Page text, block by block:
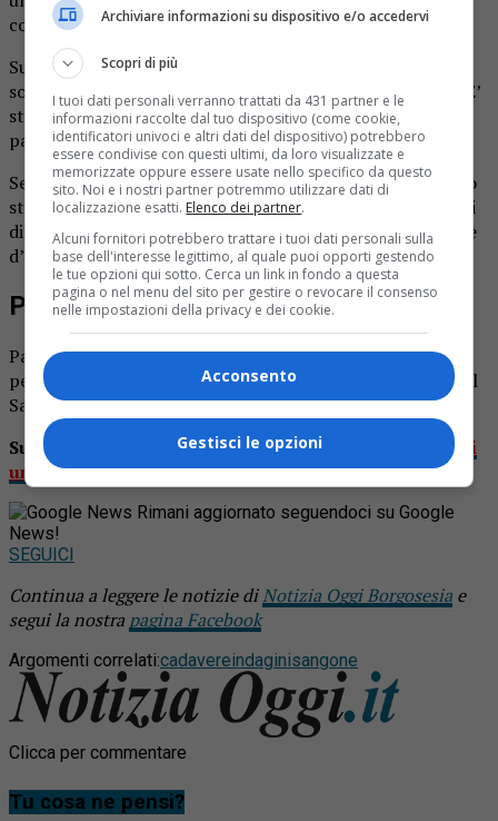
corso Roma.
Sul posto sono arrivati i vigili urbani, i carabinieri, i
sommozzatori dei vigili del fuoco e gli operatori sanitari. E’
stato constatato che il decssso della donna risaliva a
parecchio tempo prima, almeno due giorni.
Secondo quanto emerso il cadavere era infatti in avanzato
stato di decomposizione. Ora è stato consegnato ai medici
di Ciriè per le indagini del caso. Potrebbe (il condizionale è
d’obbligo) trattarsi di una senzatetto.
Partite le indagini
Partite le indagini sia per dare un’identità al cadavere, sia
per capire come sia morta e come sia finita nelle acque del
Sangone.
Su Prima Torino leggi“Ritrovato il corpo senza vita di
una donna nel torrente Sangone a Moncalieri”
Rimani aggiornato seguendoci su Google
News!
SEGUICI
Continua a leggere le notizie diNotizia Oggi Borgosesia e
segui la nostra pagina Facebook
Argomenti correlati:cadavereindaginisangone
Clicca per commentare
Tu cosa ne pensi?
Archiviare informazioni su dispositivo e/o accedervi
Scopri di più
I tuoi dati personali verranno trattati da 431 partner e le
informazioni raccolte dal tuo dispositivo (come cookie,
identificatori univoci e altri dati del dispositivo) potrebbero
essere condivise con questi ultimi, da loro visualizzate e
memorizzate oppure essere usate nello specifico da questo
sito. Noi e i nostri partner potremmo utilizzare dati di
localizzazione esatti. Elenco dei partner.
Alcuni fornitori potrebbero trattare i tuoi dati personali sulla
base dell'interesse legittimo, al quale puoi opporti gestendo
le tue opzioni qui sotto. Cerca un link in fondo a questa
pagina o nel menu del sito per gestire o revocare il consenso
nelle impostazioni della privacy e dei cookie.
Acconsento
Gestisci le opzioni